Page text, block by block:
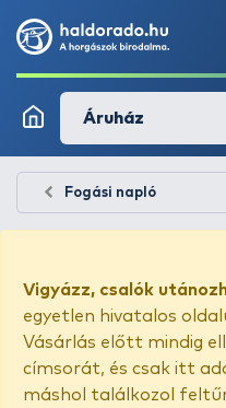
Áruház
Fogási napló
Vigyázz, csalók
egyetlen hivatalos
Vásárlás előtt mindig
címsorát, és csak itt
máshol találkozol